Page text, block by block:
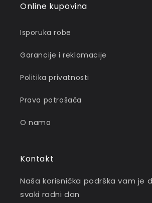
Online kupovina
Isporuka robe
Garancije i reklamacije
Politika privatnosti
Prava potrošača
O nama
Kontakt
Naša korisnička podrška vam je
svaki radni dan